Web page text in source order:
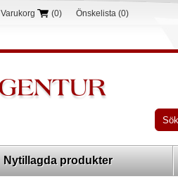
Varukorg (0) Önskelista (0)
Nytillagda produkter